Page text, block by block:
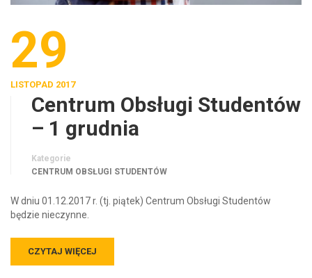
29
LISTOPAD 2017
Centrum Obsługi Studentów
– 1 grudnia
Kategorie
CENTRUM OBSŁUGI STUDENTÓW
W dniu 01.12.2017 r. (tj. piątek) Centrum Obsługi Studentów
będzie nieczynne.
CZYTAJ WIĘCEJ